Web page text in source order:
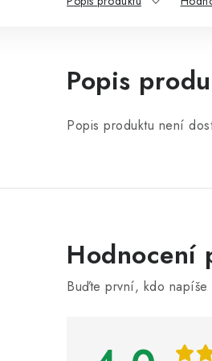
Popis
Popis produktu není
Hodnocení
Buďte první, kdo
V
ý